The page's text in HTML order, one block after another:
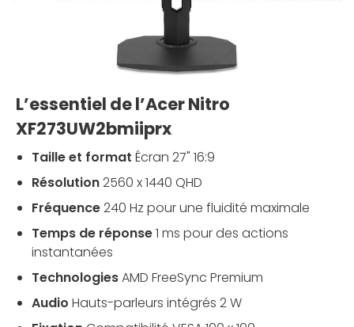
L’essentiel de l’Acer Nitro
XF273UW2bmiiprx
Taille et format Écran 27" 16:9
Résolution2560 x 1440 QHD
Fréquence240 Hz pour une fluidité maximale
Temps de réponse1 ms pour des actions
instantanées
TechnologiesAMD FreeSync Premium
Audio Hauts-parleurs intégrés 2 W